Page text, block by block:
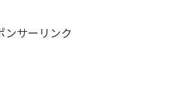
ンサーリンク